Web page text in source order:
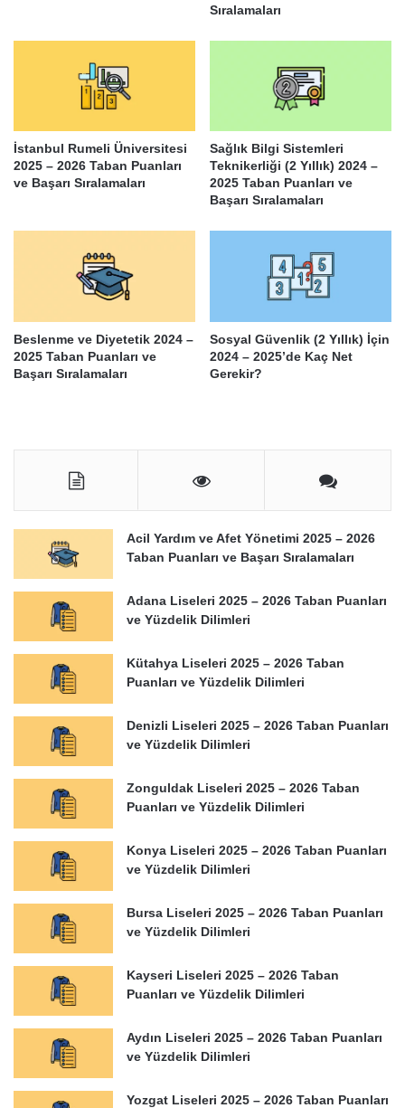
Sıralamaları
İstanbul Rumeli Üniversitesi
2025 – 2026 Taban Puanları
ve Başarı Sıralamaları
Sağlık Bilgi Sistemleri
Teknikerliği (2 Yıllık) 2024 –
2025 Taban Puanları ve
Başarı Sıralamaları
Beslenme ve Diyetetik 2024 –
2025 Taban Puanları ve
Başarı Sıralamaları
Sosyal Güvenlik (2 Yıllık) İçin
2024 – 2025’de Kaç Net
Gerekir?
Acil Yardım ve Afet Yönetimi 2025 – 2026
Taban Puanları ve Başarı Sıralamaları
Adana Liseleri 2025 – 2026 Taban Puanları
ve Yüzdelik Dilimleri
Kütahya Liseleri 2025 – 2026 Taban
Puanları ve Yüzdelik Dilimleri
Denizli Liseleri 2025 – 2026 Taban Puanları
ve Yüzdelik Dilimleri
Zonguldak Liseleri 2025 – 2026 Taban
Puanları ve Yüzdelik Dilimleri
Konya Liseleri 2025 – 2026 Taban Puanları
ve Yüzdelik Dilimleri
Bursa Liseleri 2025 – 2026 Taban Puanları
ve Yüzdelik Dilimleri
Kayseri Liseleri 2025 – 2026 Taban
Puanları ve Yüzdelik Dilimleri
Aydın Liseleri 2025 – 2026 Taban Puanları
ve Yüzdelik Dilimleri
Yozgat Liseleri 2025 – 2026 Taban Puanları